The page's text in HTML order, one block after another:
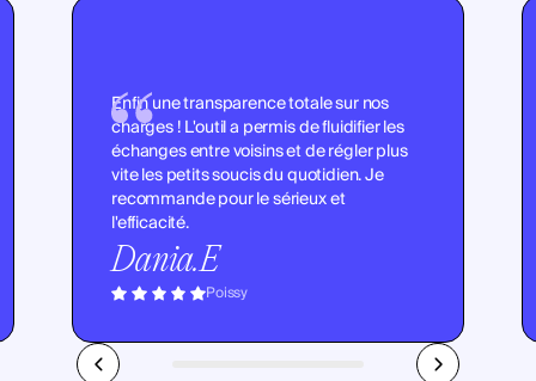
Enfin une transparence totale sur nos
charges ! L'outil a permis de fluidifier les
échanges entre voisins et de régler plus
vite les petits soucis du quotidien. Je
recommande pour le sérieux et
l'efficacité.
Dania.E
Poissy